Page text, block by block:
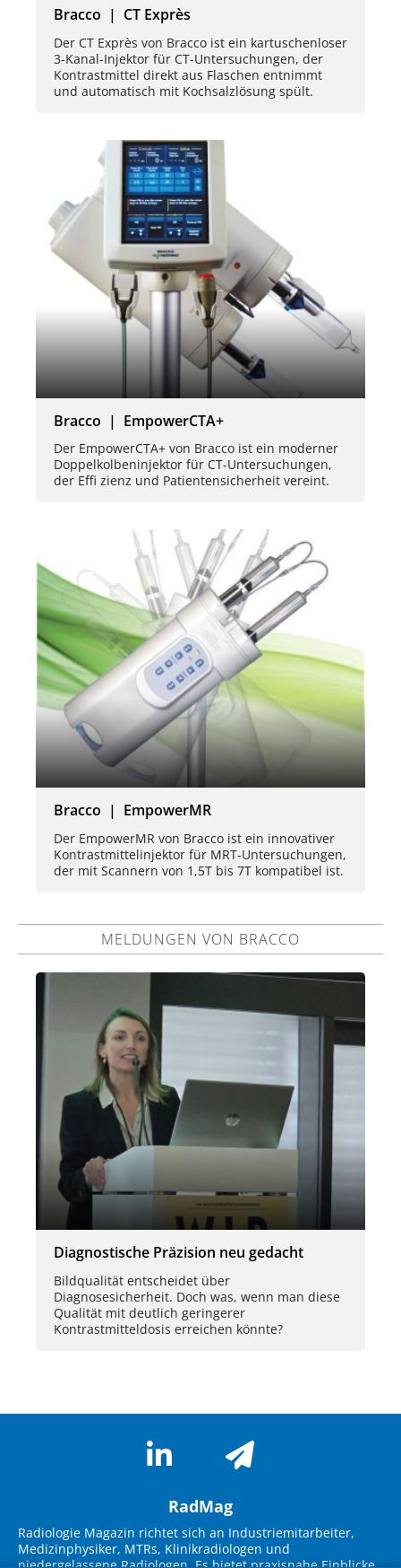
Bracco | CT Exprès
Der CT Exprès von Bracco ist ein kartuschenloser
3-Kanal-Injektor für CT-Untersuchungen, der
Kontrastmittel direkt aus Flaschen entnimmt
und automatisch mit Kochsalzlösung spült.
Bracco | EmpowerCTA+
Der EmpowerCTA+ von Bracco ist ein moderner
Doppelkolbeninjektor für CT-Untersuchungen,
der Effi zienz und Patientensicherheit vereint.
Bracco | EmpowerMR
Der EmpowerMR von Bracco ist ein innovativer
Kontrastmittelinjektor für MRT-Untersuchungen,
der mit Scannern von 1,5T bis 7T kompatibel ist.
MELDUNGEN VON BRACCO
Diagnostische Präzision neu gedacht
Bildqualität entscheidet über
Diagnosesicherheit. Doch was, wenn man diese
Qualität mit deutlich geringerer
Kontrastmitteldosis erreichen könnte?
RadMag
Radiologie Magazin richtet sich an Industriemitarbeiter,
Medizinphysiker, MTRs, Klinikradiologen und